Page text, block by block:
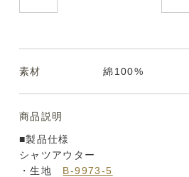
素材 綿100%
商品説明
■製品仕様
シャツアウター
・生地 B-9973-5